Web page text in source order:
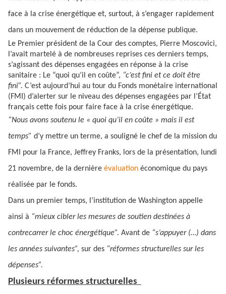
face à la crise énergétique et, surtout, à s’engager rapidement
dans un mouvement de réduction de la dépense publique.
Le Premier président de la Cour des comptes, Pierre Moscovici,
l’avait martelé à de nombreuses reprises ces derniers temps,
s’agissant des dépenses engagées en réponse à la crise
sanitaire : Le “quoi qu’il en coûte”, “c’est fini et ce doit être
fini”. C’est aujourd’hui au tour du Fonds monétaire international
(FMI) d’alerter sur le niveau des dépenses engagées par l’État
français cette fois pour faire face à la crise énergétique.
“Nous avons soutenu le « quoi qu’il en coûte » mais il est
temps” d’y mettre un terme, a souligné le chef de la mission du
FMI pour la France, Jeffrey Franks, lors de la présentation, lundi
21 novembre, de la dernière évaluation économique du pays
réalisée par le fonds.
Dans un premier temps, l’institution de Washington appelle
ainsi à “mieux cibler les mesures de soutien destinées à
contrecarrer le choc énergétique”. Avant de “s’appuyer (…) dans
les années suivantes”, sur des “réformes structurelles sur les
dépenses”.
Plusieurs réformes structurelles